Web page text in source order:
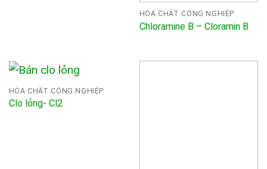
HÓA CHẤT CÔNG NGHIỆP
Chloramine B – Cloramin B
HÓA CHẤT CÔNG NGHIỆP
Clo lỏng- Cl2